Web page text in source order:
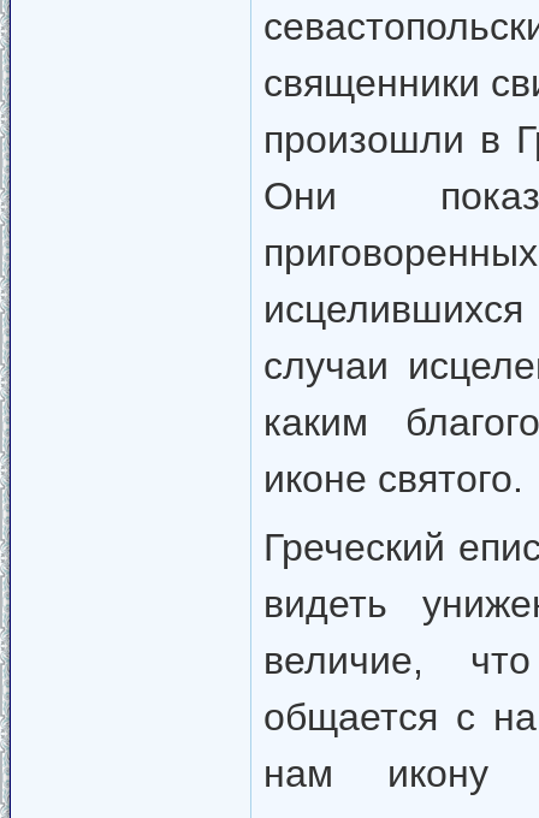
священники
произошли в
Они
исцелившихся
случаи
каким
иконе святого.
Греческий
видеть
величие,
общается с
нам икону